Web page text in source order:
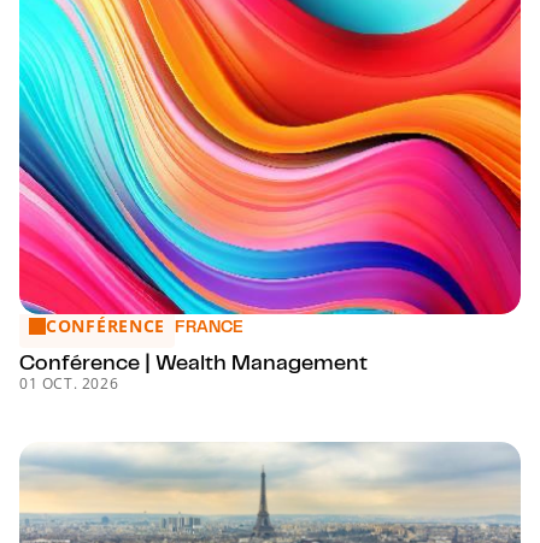
Conférence | Wealth Management
CONFÉRENCE FRANCE
Conférence | Wealth Management
01 OCT. 2026